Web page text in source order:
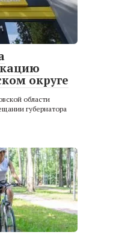
округе
области
губернатора